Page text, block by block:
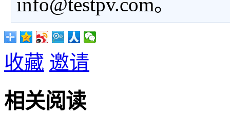
收藏 邀请
相关阅读